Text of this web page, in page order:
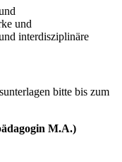
und
interdisziplinäre
bitte bis zum
M.A.)